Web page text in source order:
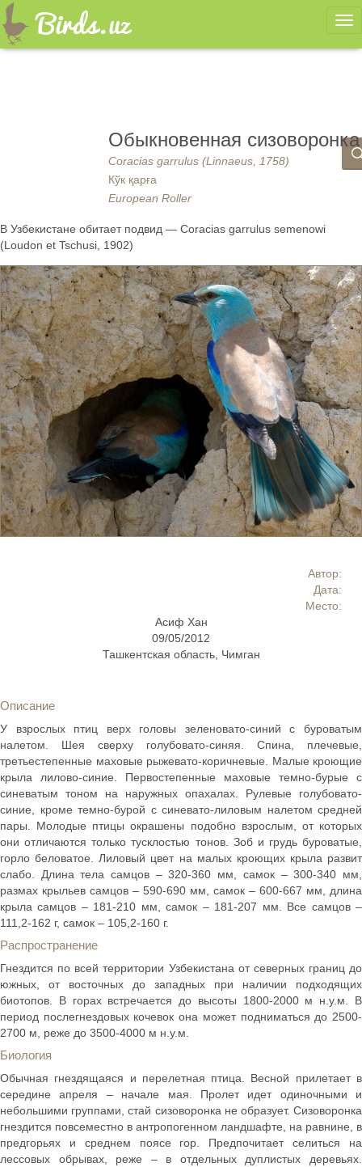
Обыкновенная сизоворонка
Coracias garrulus (Linnaeus, 1758)
Кўк қарға
European Roller
В Узбекистане обитает подвид — Coracias garrulus semenowi
(Loudon et Tschusi, 1902)
Автор:
Дата:
Место:
Асиф Хан
09/05/2012
Ташкентская область, Чимган
Описание
У взрослых птиц верх головы зеленовато-синий с буроватым
налетом. Шея сверху голубовато-синяя. Спина, плечевые,
третьестепенные маховые рыжевато-коричневые. Малые кроющие
крыла лилово-синие. Первостепенные маховые темно-бурые с
синеватым тоном на наружных опахалах. Рулевые голубовато-
синие, кроме темно-бурой с синевато-лиловым налетом средней
пары. Молодые птицы окрашены подобно взрослым, от которых
они отличаются только тусклостью тонов. Зоб и грудь буроватые,
горло беловатое. Лиловый цвет на малых кроющих крыла развит
слабо. Длина тела самцов – 320-360 мм, самок – 300-340 мм,
размах крыльев самцов – 590-690 мм, самок – 600-667 мм, длина
крыла самцов – 181-210 мм, самок – 181-207 мм. Все самцов –
111,2-162 г, самок – 105,2-160 г.
Распространение
Гнездится по всей территории Узбекистана от северных границ до
южных, от восточных до западных при наличии подходящих
биотопов. В горах встречается до высоты 1800-2000 м н.у.м. В
период послегнездовых кочевок она может подниматься до 2500-
2700 м, реже до 3500-4000 м н.у.м.
Биология
Обычная гнездящаяся и перелетная птица. Весной прилетает в
середине апреля – начале мая. Пролет идет одиночными и
небольшими группами, стай сизоворонка не образует. Сизоворонка
гнездится повсеместно в антропогенном ландшафте, на равнине, в
предгорьях и среднем поясе гор. Предпочитает селиться на
лессовых обрывах, реже – в отдельных дуплистых деревьях.